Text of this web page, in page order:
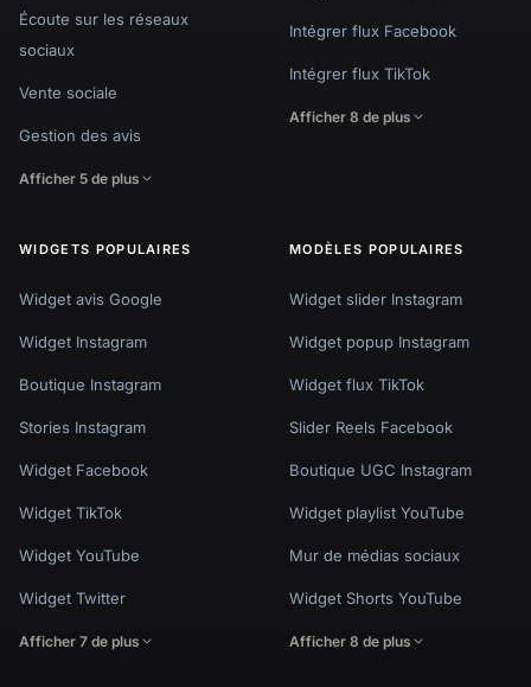
Écoute sur les réseaux
sociaux
Vente sociale
Gestion des avis
Afficher 5 de plus
Intégrer flux Facebook
Intégrer flux TikTok
Afficher 8 de plus
WIDGETS POPULAIRES
Widget avis Google
Widget Instagram
Boutique Instagram
Stories Instagram
Widget Facebook
Widget TikTok
Widget YouTube
Widget Twitter
Afficher 7 de plus
MODÈLES POPULAIRES
Widget slider Instagram
Widget popup Instagram
Widget flux TikTok
Slider Reels Facebook
Boutique UGC Instagram
Widget playlist YouTube
Mur de médias sociaux
Widget Shorts YouTube
Afficher 8 de plus